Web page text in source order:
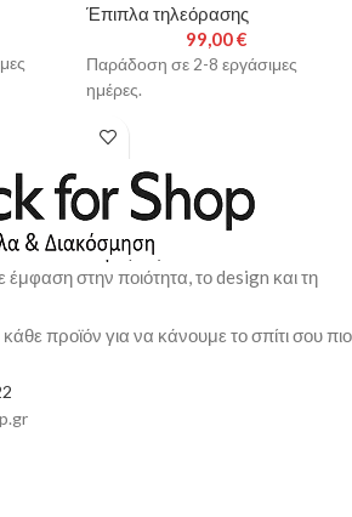
Έπιπλα τηλεόρασης
99,00€
Παράδοση σε 2-8 εργάσιμες
ημέρες.
έμφαση στην ποιότητα, το design και τη
προϊόν για να κάνουμε το σπίτι σου πιο